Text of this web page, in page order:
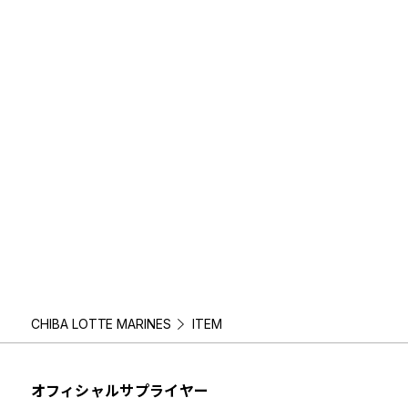
CHIBA LOTTE MARINES ITEM
オフィシャルサプライヤー